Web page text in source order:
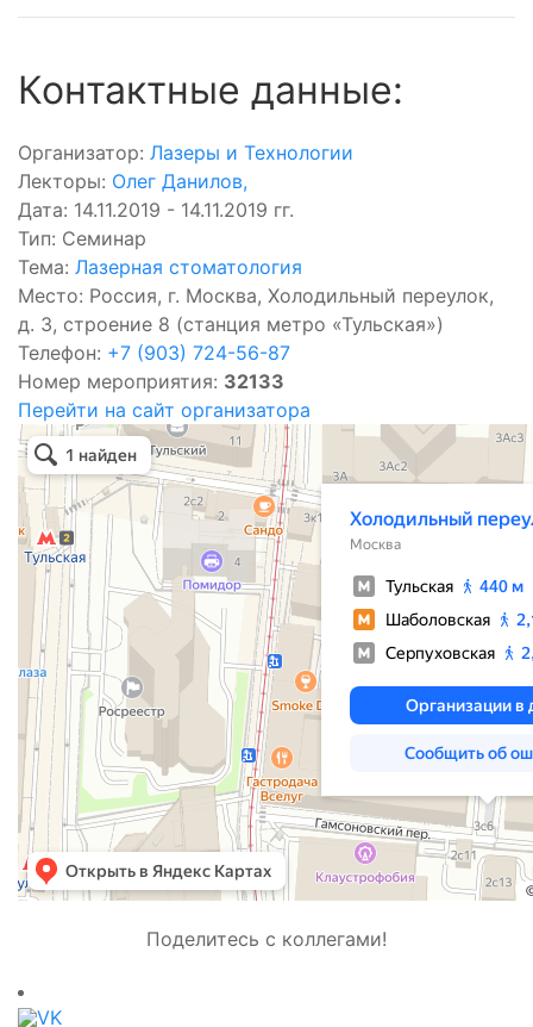
Контактные данные:
Организатор: Лазеры и Технологии
Лекторы: Олег Данилов,
Дата: 14.11.2019 - 14.11.2019 гг.
Тип: Семинар
Тема: Лазерная стоматология
Место: Россия, г. Москва, Холодильный переулок,
д. 3, строение 8 (станция метро «Тульская»)
Телефон: +7 (903) 724-56-87
Номер мероприятия: 32133
Перейти на сайт организатора
Поделитесь с коллегами!